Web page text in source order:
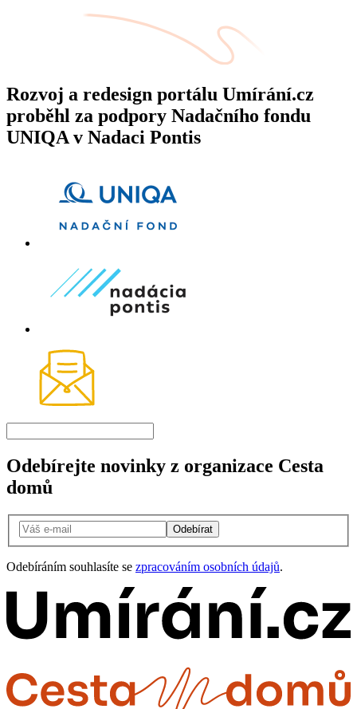
Rozvoj a redesign portálu Umírání.cz
proběhl za podpory Nadačního fondu
UNIQA v Nadaci Pontis
Odebírejte novinky z organizace Cesta
domů
Odebírat
Odebíráním souhlasíte se zpracováním osobních údajů.